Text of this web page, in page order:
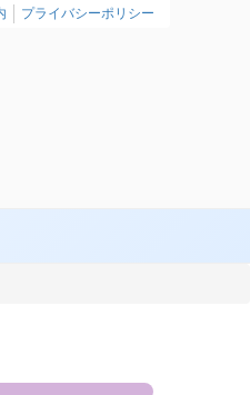
プライバシーポリシー